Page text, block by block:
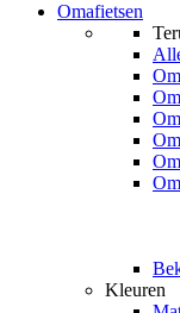
Omafietsen
Kleuren